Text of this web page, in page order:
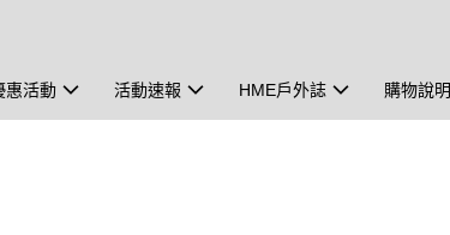
惠活動 活動速報 HME戶外誌 購物說明